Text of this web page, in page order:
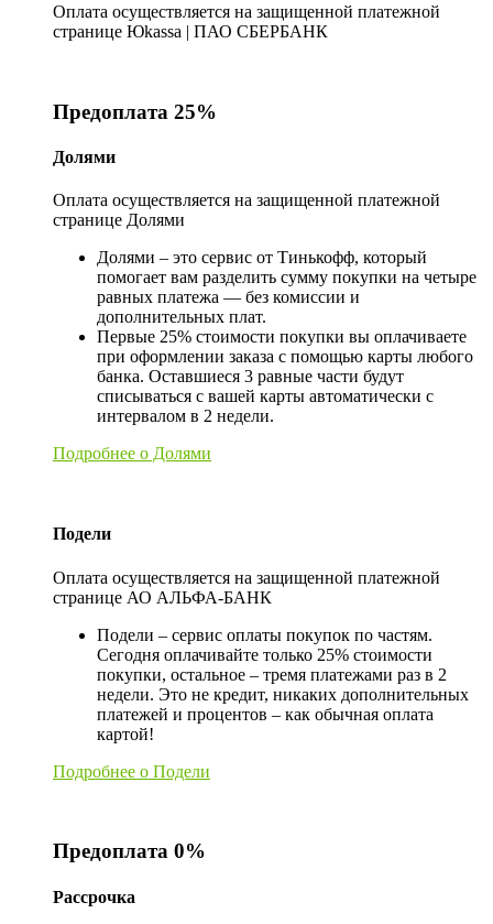
Оплата осуществляется на защищенной платежной
странице Юkassa | ПАО СБЕРБАНК
Предоплата 25%
Долями
Оплата осуществляется на защищенной платежной
странице Долями
Долями – это сервис от Тинькофф, который
помогает вам разделить сумму покупки на четыре
равных платежа — без комиссии и
дополнительных плат.
Первые 25% стоимости покупки вы оплачиваете
при оформлении заказа с помощью карты любого
банка. Оставшиеся 3 равные части будут
списываться с вашей карты автоматически с
интервалом в 2 недели.
Подробнее о Долями
Подели
Оплата осуществляется на защищенной платежной
странице АО АЛЬФА-БАНК
Подели – сервис оплаты покупок по частям.
Сегодня оплачивайте только 25% стоимости
покупки, остальное – тремя платежами раз в 2
недели. Это не кредит, никаких дополнительных
платежей и процентов – как обычная оплата
картой!
Подробнее о Подели
Предоплата 0%
Рассрочка